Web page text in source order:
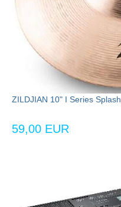
ZILDJIAN 10" I Series Splash
59,00 EUR